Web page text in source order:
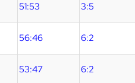
51:53 3:5
56:46 6:2
53:47 6:2